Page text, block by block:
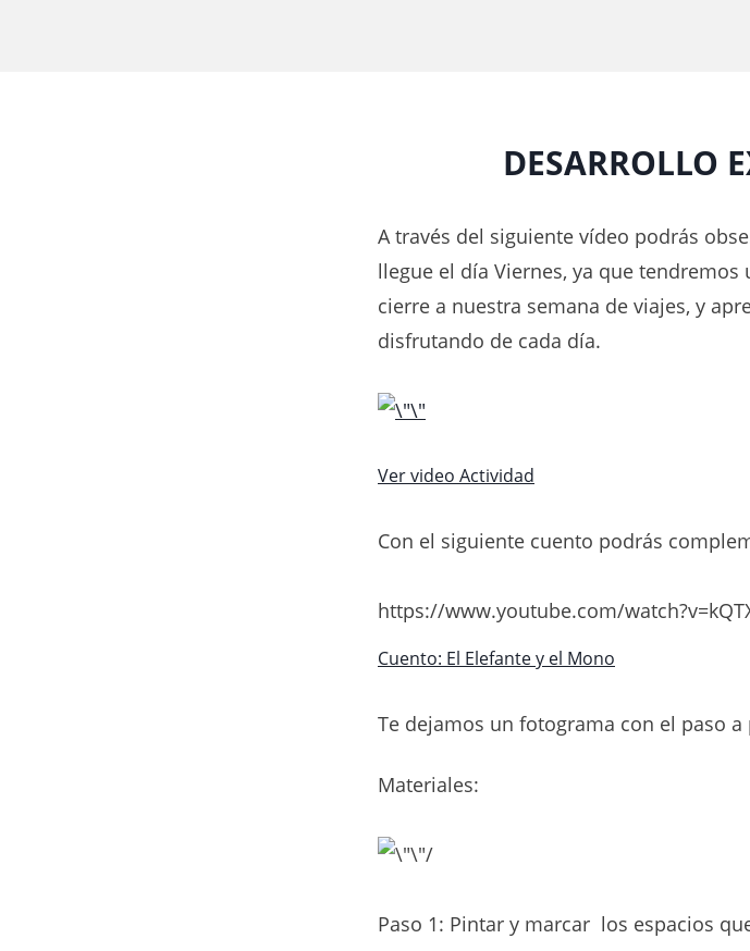
DESARROLLO
A través del siguiente vídeo podrás
llegue el día Viernes, ya que
cierre a nuestra semana de viajes, y
disfrutando de cada día.
Ver video Actividad
Con el siguiente cuento podrás
https://www.youtube.com/
Cuento: El Elefante y el Mono
Te dejamos un fotograma con el paso
Materiales:
Paso 1: Pintar y marcar los espacios